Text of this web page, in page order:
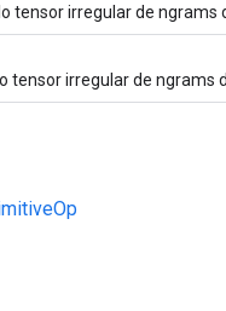
tensor irregular de ngrams
tensor irregular de ngrams